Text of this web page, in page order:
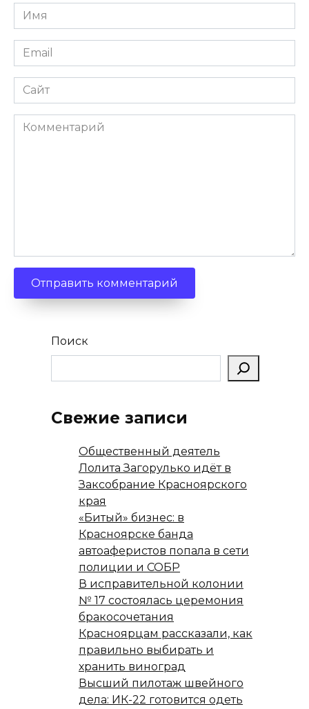
Имя
Email
Сайт
Комментарий
Поиск
Свежие записи
Общественный деятель
Лолита Загорулько идёт в
Заксобрание Красноярского
края
«Битый» бизнес: в
Красноярске банда
автоаферистов попала в сети
полиции и СОБР
В исправительной колонии
№ 17 состоялась церемония
бракосочетания
Красноярцам рассказали, как
правильно выбирать и
хранить виноград
Высший пилотаж швейного
дела: ИК-22 готовится одеть